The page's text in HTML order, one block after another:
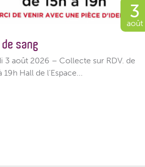
3
août
de sang
3 août 2026 – Collecte sur RDV. de
19h Hall de l'Espace...